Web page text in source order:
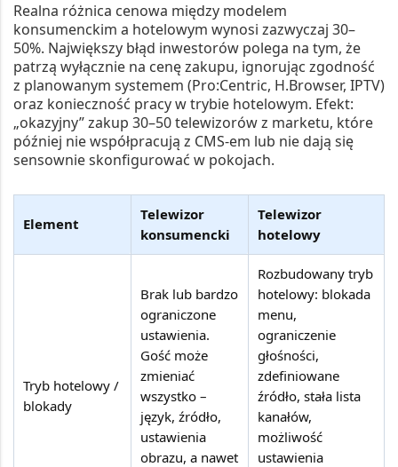
Realna różnica cenowa między modelem
konsumenckim a hotelowym wynosi zazwyczaj 30–
50%. Największy błąd inwestorów polega na tym, że
patrzą wyłącznie na cenę zakupu, ignorując zgodność
z planowanym systemem (Pro:Centric, H.Browser, IPTV)
oraz konieczność pracy w trybie hotelowym. Efekt:
„okazyjny” zakup 30–50 telewizorów z marketu, które
później nie współpracują z CMS-em lub nie dają się
sensownie skonfigurować w pokojach.
Element
Telewizor
konsumencki
Telewizor
hotelowy
Tryb hotelowy /
blokady
Brak lub bardzo
ograniczone
ustawienia.
Gość może
zmieniać
wszystko –
język, źródło,
ustawienia
obrazu, a nawet
Rozbudowany tryb
hotelowy: blokada
menu,
ograniczenie
głośności,
zdefiniowane
źródło, stała lista
kanałów,
możliwość
ustawienia